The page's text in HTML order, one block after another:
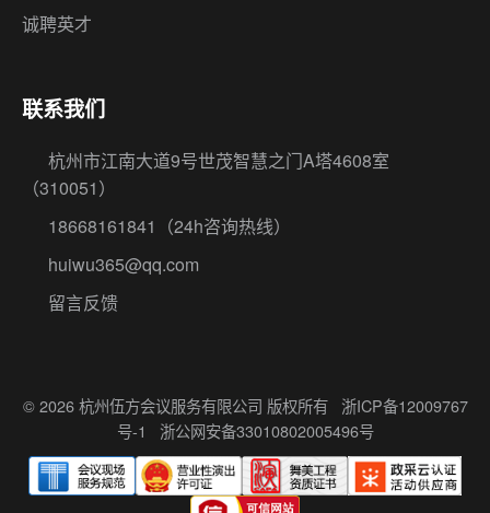
诚聘英才
联系我们
杭州市江南大道9号世茂智慧之门A塔4608室
（310051）
18668161841
（24h咨询热线）
huiwu365@qq.com
留言反馈
© 2026 杭州伍方会议服务有限公司 版权所有 浙ICP备12009767
号-1
浙公网安备33010802005496号